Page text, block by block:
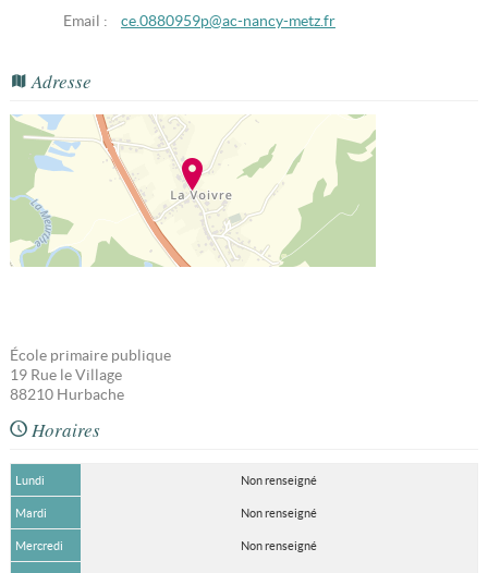
Email : ce.0880959p@ac-nancy-metz.fr
Adresse
École primaire publique
19 Rue le Village
88210 Hurbache
Horaires
Lundi Non renseigné
Mardi Non renseigné
Mercredi Non renseigné